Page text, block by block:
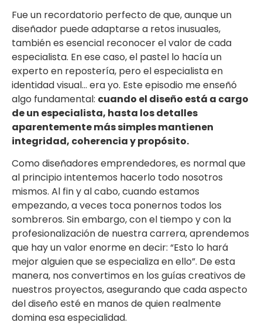
Fue un recordatorio perfecto de que, aunque un
diseñador puede adaptarse a retos inusuales,
también es esencial reconocer el valor de cada
especialista. En ese caso, el pastel lo hacía un
experto en repostería, pero el especialista en
identidad visual… era yo. Este episodio me enseñó
algo fundamental: cuando el diseño está a cargo
de un especialista, hasta los detalles
aparentemente más simples mantienen
integridad, coherencia y propósito.
Como diseñadores emprendedores, es normal que
al principio intentemos hacerlo todo nosotros
mismos. Al fin y al cabo, cuando estamos
empezando, a veces toca ponernos todos los
sombreros. Sin embargo, con el tiempo y con la
profesionalización de nuestra carrera, aprendemos
que hay un valor enorme en decir: “Esto lo hará
mejor alguien que se especializa en ello”. De esta
manera, nos convertimos en los guías creativos de
nuestros proyectos, asegurando que cada aspecto
del diseño esté en manos de quien realmente
domina esa especialidad.